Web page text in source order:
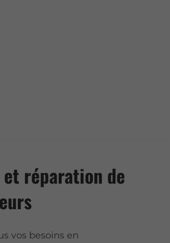
réparation de
vos besoins en